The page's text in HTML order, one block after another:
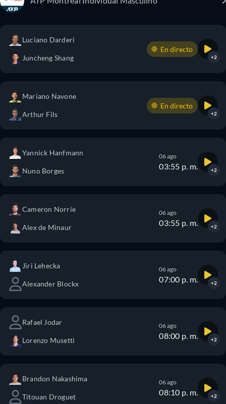
Luciano Darderi
Juncheng Shang
En directo
+2
Mariano Navone
Arthur Fils
En directo
+2
Yannick Hanfmann
Nuno Borges
06 ago
03:55 p. m. +2
Cameron Norrie
Alex de Minaur
06 ago
03:55 p. m. +2
Jiri Lehecka
Alexander Blockx
06 ago
07:00 p. m. +2
Rafael Jodar
Lorenzo Musetti
06 ago
08:00 p. m. +2
Brandon Nakashima
Titouan Droguet
06 ago
08:10 p. m. +2